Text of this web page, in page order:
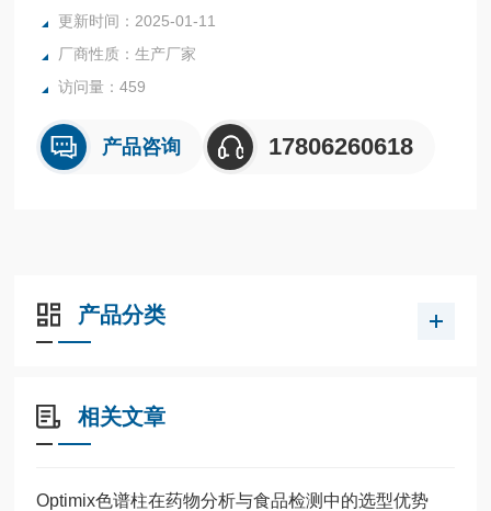
更新时间：2025-01-11
厂商性质：生产厂家
访问量：459
产品咨询 17806260618
产品分类
相关文章
Optimix色谱柱在药物分析与食品检测中的选型优势